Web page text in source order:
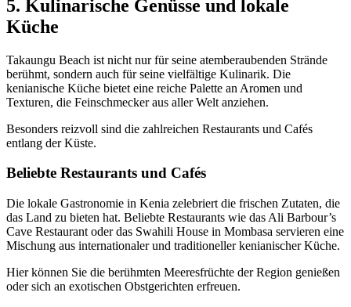
5. Kulinarische Genüsse und lokale
Küche
Takaungu Beach ist nicht nur für seine atemberaubenden Strände
berühmt, sondern auch für seine vielfältige Kulinarik. Die
kenianische Küche bietet eine reiche Palette an Aromen und
Texturen, die Feinschmecker aus aller Welt anziehen.
Besonders reizvoll sind die zahlreichen Restaurants und Cafés
entlang der Küste.
Beliebte Restaurants und Cafés
Die lokale Gastronomie in Kenia zelebriert die frischen Zutaten, die
das Land zu bieten hat. Beliebte Restaurants wie das Ali Barbour’s
Cave Restaurant oder das Swahili House in Mombasa servieren eine
Mischung aus internationaler und traditioneller kenianischer Küche.
Hier können Sie die berühmten Meeresfrüchte der Region genießen
oder sich an exotischen Obstgerichten erfreuen.